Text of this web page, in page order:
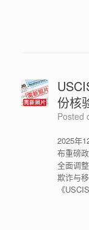
份核
Posted
2025年
布重磅
全面调
欺诈与
《